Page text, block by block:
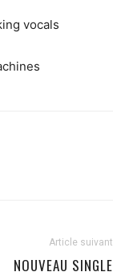
vocals
Article suivant
NOUVEAU SINGLE